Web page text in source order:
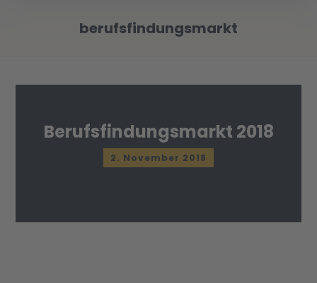
berufsfindungsmarkt
Berufsfindungsmarkt 2018
2. November 2018